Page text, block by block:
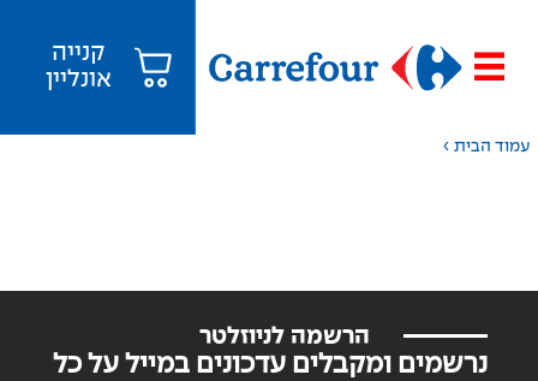
קנייה
אונליין
עמוד הבית ›
הרשמה לניוזלטר
נרשמים ומקבלים עדכונים במייל על כל